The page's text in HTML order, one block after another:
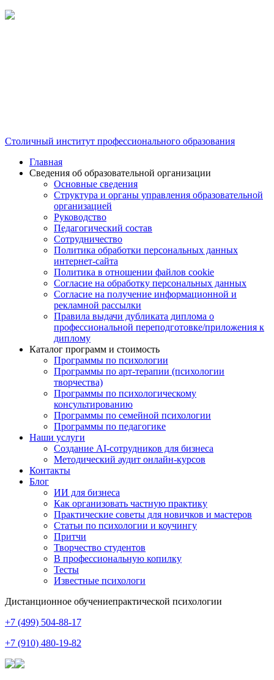
Столичный институт профессионального образования
Главная
Сведения об образовательной организации
Основные сведения
Структура и органы управления образовательной
организацией
Руководство
Педагогический состав
Сотрудничество
Политика обработки персональных данных
интернет-сайта
Политика в отношении файлов cookie
Согласие на обработку персональных данных
Согласие на получение информационной и
рекламной рассылки
Правила выдачи дубликата диплома о
профессиональной переподготовке/приложения к
диплому
Каталог программ и стоимость
Программы по психологии
Программы по арт-терапии (психологии
творчества)
Программы по психологическому
консультированию
Программы по семейной психологии
Программы по педагогике
Наши услуги
Создание AI-сотрудников для бизнеса
Методический аудит онлайн-курсов
Контакты
Блог
ИИ для бизнеса
Как организовать частную практику
Практические советы для новичков и мастеров
Статьи по психологии и коучингу
Притчи
Творчество студентов
В профессиональную копилку
Тесты
Известные психологи
Дистанционное обучениепрактической психологии
+7 (499) 504-88-17
+7 (910) 480-19-82